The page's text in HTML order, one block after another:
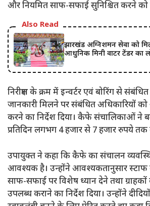
और नियमित साफ-सफाई सुनिश्चित करने को
Also Read
झारखंड अग्निशमन सेवा को
आधुनिक मिनी वाटर टेंडर का
निरीक्षण के क्रम में इन्वर्टर एवं बोरिंग से
जानकारी मिलने पर संबंधित अधिकारियों
करने का निर्देश दिया। कैफे संचालिकाओं ने
प्रतिदिन लगभग 4 हजार से 7 हजार रुपये तक
उपायुक्त ने कहा कि कैफे का संचालन
आवश्यक है। उन्होंने आवश्यकतानुसार स्टाफ
साफ-सफाई पर विशेष ध्यान देने तथा
उपलब्ध कराने का निर्देश दिया। उन्होंने